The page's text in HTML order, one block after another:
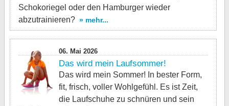
Schokoriegel oder den Hamburger wieder
abzutrainieren? » mehr...
06. Mai 2026
Das wird mein Laufsommer!
Das wird mein Sommer! In bester Form,
fit, frisch, voller Wohlgefühl. Es ist Zeit,
die Laufschuhe zu schnüren und sein